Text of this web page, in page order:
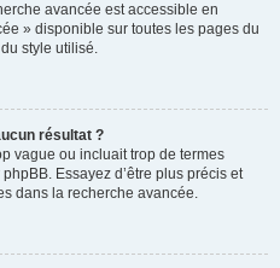
avancée est accessible en
» disponible sur toutes les pages du
style utilisé.
résultat ?
vague ou incluait trop de termes
Essayez d’être plus précis et
dans la recherche avancée.